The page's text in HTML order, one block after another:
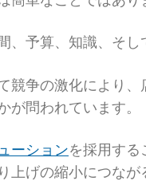
、予算、知識、そし
競争の激化により
が問われています。
ーションを採用する
上げの縮小につなが